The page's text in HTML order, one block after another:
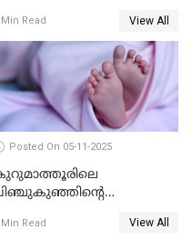
Min Read View All
Posted On 05-11-2025
Min Read View All